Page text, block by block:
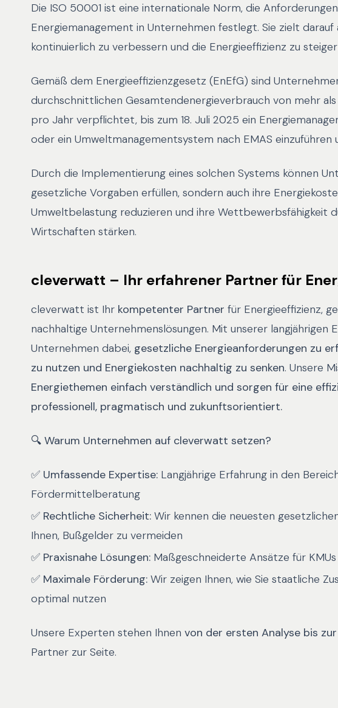
Die ISO 50001 ist eine internationale Norm, die
Energiemanagement in Unternehmen festlegt. Sie zielt
kontinuierlich zu verbessern und die Energieeffizienz zu
Gemäß dem Energieeffizienzgesetz (EnEfG) sind
durchschnittlichen Gesamtendenergieverbrauch von mehr
pro Jahr verpflichtet, bis zum 18. Juli 2025 ein
oder ein Umweltmanagementsystem nach EMAS einzuführen
Durch die Implementierung eines solchen Systems können
gesetzliche Vorgaben erfüllen, sondern auch ihre
Umweltbelastung reduzieren und ihre Wettbewerbsfähigkeit
Wirtschaften stärken.
cleverwatt – Ihr erfahrener Partner für
cleverwatt ist Ihr kompetenter Partner für Energieeffizienz,
nachhaltige Unternehmenslösungen. Mit unserer langjährigen
Unternehmen dabei, gesetzliche Energieanforderungen zu
zu nutzen und Energiekosten nachhaltig zu senken. Unsere
Energiethemen einfach verständlich und sorgen für eine
professionell, pragmatisch und zukunftsorientiert.
🔍 Warum Unternehmen auf cleverwatt setzen?
✅ Umfassende Expertise: Langjährige Erfahrung in den
Fördermittelberatung
✅ Rechtliche Sicherheit: Wir kennen die neuesten
Ihnen, Bußgelder zu vermeiden
✅ Praxisnahe Lösungen: Maßgeschneiderte Ansätze für
✅ Maximale Förderung: Wir zeigen Ihnen, wie Sie staatliche
optimal nutzen
Unsere Experten stehen Ihnen von der ersten Analyse bis
Partner zur Seite.